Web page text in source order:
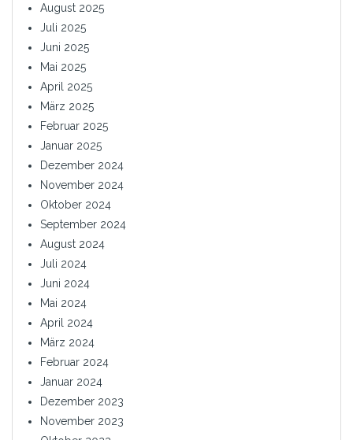
August 2025
Juli 2025
Juni 2025
Mai 2025
April 2025
März 2025
Februar 2025
Januar 2025
Dezember 2024
November 2024
Oktober 2024
September 2024
August 2024
Juli 2024
Juni 2024
Mai 2024
April 2024
März 2024
Februar 2024
Januar 2024
Dezember 2023
November 2023